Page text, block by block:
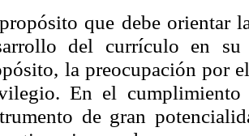
que debe orientar
del currículo en
la preocupación por
En el
de gran